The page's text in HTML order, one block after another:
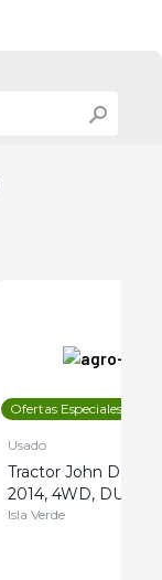
Ofertas Especiales
Usado
Tractor John Deere
2014, 4WD, DUAL
Isla Verde